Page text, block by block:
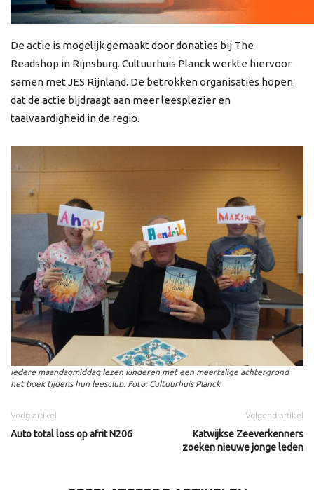
De actie is mogelijk gemaakt door donaties bij The
Readshop in Rijnsburg. Cultuurhuis Planck werkte hiervoor
samen met JES Rijnland. De betrokken organisaties hopen
dat de actie bijdraagt aan meer leesplezier en
taalvaardigheid in de regio.
Iedere maandagmiddag lezen kinderen met een meertalige achtergrond
het boek tijdens hun leesclub. Foto: Cultuurhuis Planck
Vorig artikel
Auto total loss op afrit N206
Volgend artikel
Katwijkse Zeeverkenners
zoeken nieuwe jonge leden